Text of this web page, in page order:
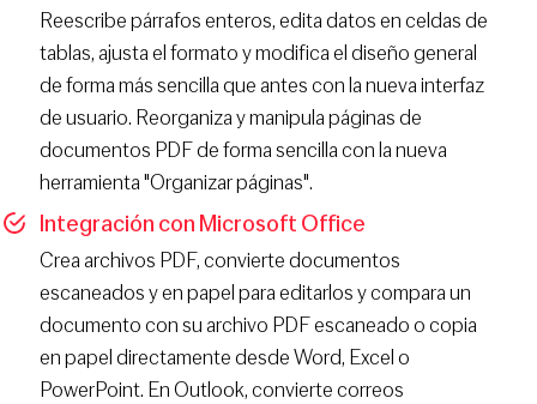
Reescribe párrafos enteros, edita datos en celdas de
tablas, ajusta el formato y modifica el diseño general
de forma más sencilla que antes con la nueva interfaz
de usuario. Reorganiza y manipula páginas de
documentos PDF de forma sencilla con la nueva
herramienta "Organizar páginas".
Integración con Microsoft Office
Crea archivos PDF, convierte documentos
escaneados y en papel para editarlos y compara un
documento con su archivo PDF escaneado o copia
en papel directamente desde Word, Excel o
PowerPoint. En Outlook, convierte correos